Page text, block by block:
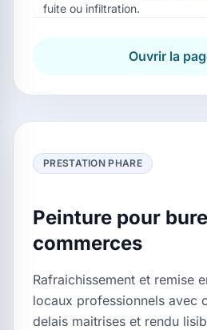
fuite ou infiltration.
Ouvrir la
PRESTATION PHARE
Peinture pour
commerces
Rafraichissement et remise
locaux professionnels avec
delais maitrises et rendu